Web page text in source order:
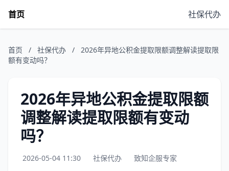
首页 社保代办
首页 / 社保代办 /
2026年异地公积金提取限额调整解读提取限
额有变动吗？
2026年异地公积金提取限额
调整解读提取限额有变动
吗？
2026-05-04 11:30 社保代办 致知企服专家